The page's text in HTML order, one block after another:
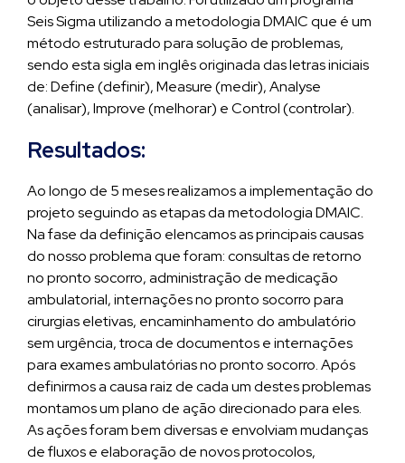
Seis Sigma utilizando a metodologia DMAIC que é um
método estruturado para solução de problemas,
sendo esta sigla em inglês originada das letras iniciais
de: Define (definir), Measure (medir), Analyse
(analisar), Improve (melhorar) e Control (controlar).
Resultados:
Ao longo de 5 meses realizamos a implementação do
projeto seguindo as etapas da metodologia DMAIC.
Na fase da definição elencamos as principais causas
do nosso problema que foram: consultas de retorno
no pronto socorro, administração de medicação
ambulatorial, internações no pronto socorro para
cirurgias eletivas, encaminhamento do ambulatório
sem urgência, troca de documentos e internações
para exames ambulatórias no pronto socorro. Após
definirmos a causa raiz de cada um destes problemas
montamos um plano de ação direcionado para eles.
As ações foram bem diversas e envolviam mudanças
de fluxos e elaboração de novos protocolos,